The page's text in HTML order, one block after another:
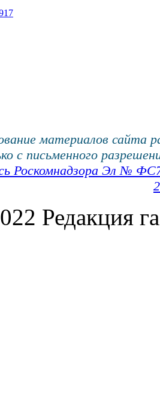
материалов сайта
с письменного
Роскомнадзора Эл №
Редакция